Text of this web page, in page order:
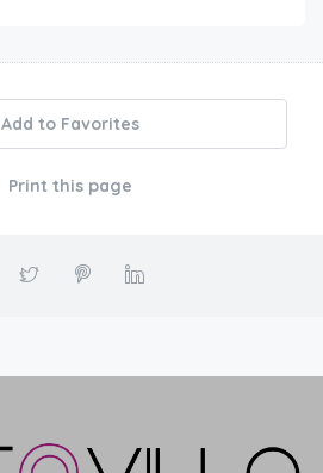
Add to Favorites
Print this page